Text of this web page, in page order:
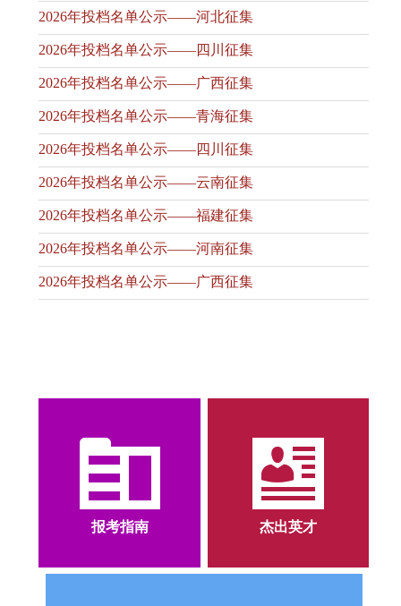
2026年投档名单公示——河北征集
2026年投档名单公示——四川征集
2026年投档名单公示——广西征集
2026年投档名单公示——青海征集
2026年投档名单公示——四川征集
2026年投档名单公示——云南征集
2026年投档名单公示——福建征集
2026年投档名单公示——河南征集
2026年投档名单公示——广西征集
报考指南 杰出英才